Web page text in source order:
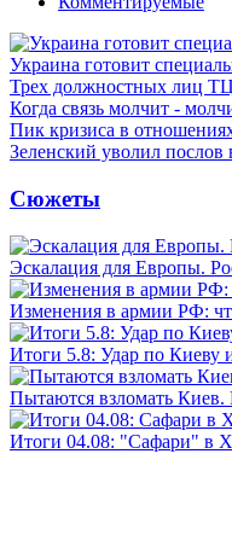
Украина готовит
Трех должностных лиц
Когда связь молчит -
Пик кризиса в
Зеленский уволил послов
Сюжеты
Эскалация для Европы.
Изменения в армии РФ:
Итоги 5.8: Удар по Киеву
Пытаются взломать Киев.
Итоги 04.08: "Сафари" в